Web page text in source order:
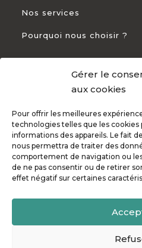
Gérer le
aux cookies
Pour offrir les meilleures
technologies telles que les
informations des appareils. Le fait
nous permettra de traiter des
comportement de navigation ou
de ne pas consentir ou de retirer
effet négatif sur certaines
Nos services
Pourquoi nous choisir ?
CONTACT
 +33 5 54 54 93 94
 82 Rte de Bayonne
© Copyright Mindflurry 2010
Politique de